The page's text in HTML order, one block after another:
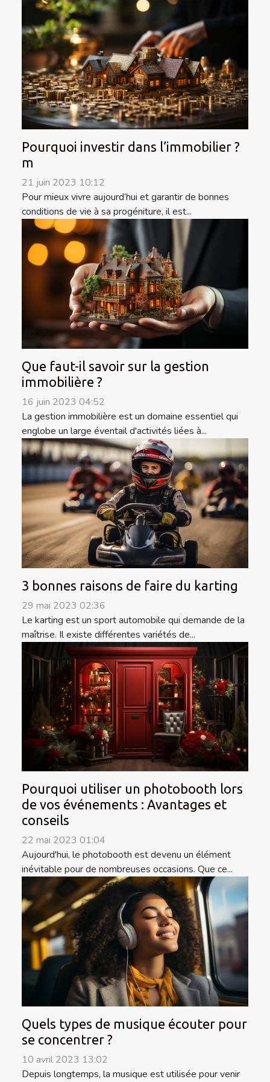
Pourquoi investir dans l’immobilier ?
m
21 juin 2023 10:12
Pour mieux vivre aujourd’hui et garantir de bonnes
conditions de vie à sa progéniture, il est...
Que faut-il savoir sur la gestion
immobilière ?
16 juin 2023 04:52
La gestion immobilière est un domaine essentiel qui
englobe un large éventail d'activités liées à...
3 bonnes raisons de faire du karting
29 mai 2023 02:36
Le karting est un sport automobile qui demande de la
maîtrise. Il existe différentes variétés de...
Pourquoi utiliser un photobooth lors
de vos événements : Avantages et
conseils
22 mai 2023 01:04
Aujourd'hui, le photobooth est devenu un élément
inévitable pour de nombreuses occasions. Que ce...
Quels types de musique écouter pour
se concentrer ?
10 avril 2023 13:02
Depuis longtemps, la musique est utilisée pour venir